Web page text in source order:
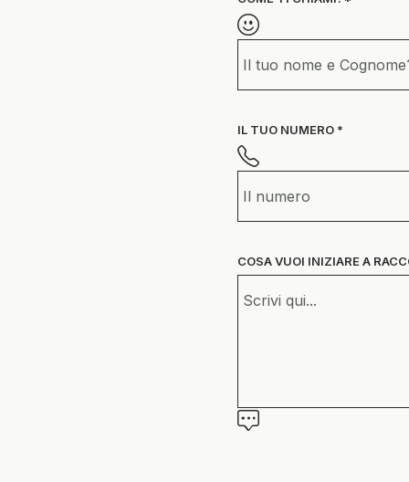
IL TUO NUMERO *
COSA VUOI INIZIARE A